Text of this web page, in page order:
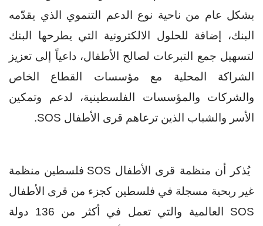
بشكل عام من ناحية نوع الدعم التنموي الذي يقدّمه
البنك، إضافة للحلول الالكترونية التي يطرحها البنك
لتسهيل جمع التبرعات لصالح الأطفال، داعياً إلى تعزيز
الشراكة المحلية مع مؤسسات القطاع الخاص
والشركات والمؤسسات الفلسطينية، لدعم وتمكين
الأسر والشباب الذين ترعاهم قرى الأطفال SOS
.
يُذكر أن منظمة قرى الأطفال SOS فلسطين منظمة
غير ربحية مسجلة في فلسطين كجزء من قرى الأطفال
SOS
العالمية والتي تعمل في أكثر من 136 دولة